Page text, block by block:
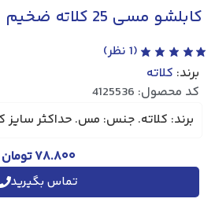
کابلشو مسی 25 کلاته ضخیم
(
1 نظر)
برند: کلاته
کد محصول: 4125536
برند: کلاته. جنس: مس. حداکثر سایز
۷۸.۸۰۰تومان
تماس بگیرید